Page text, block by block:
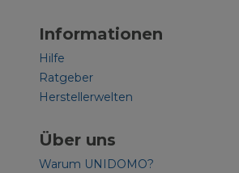
Informationen
Hilfe
Ratgeber
Herstellerwelten
Über uns
Warum UNIDOMO?